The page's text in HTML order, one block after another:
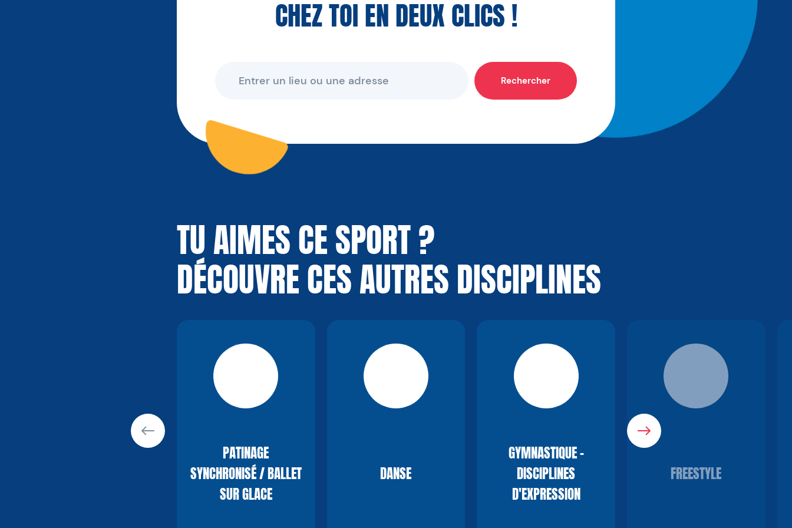
CHEZ TOI EN DEUX CLICS !
Rechercher
TU AIMES CE SPORT ?
DÉCOUVRE CES AUTRES DISCIPLINES
PATINAGE
SYNCHRONISÉ / BALLET
SUR GLACE
DANSE
GYMNASTIQUE -
DISCIPLINES
D'EXPRESSION
FREESTYLE